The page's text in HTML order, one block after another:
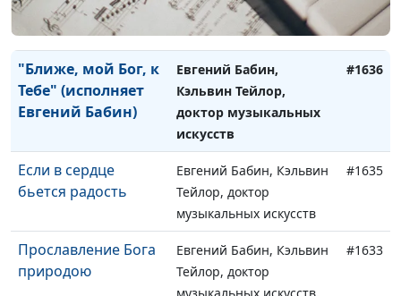
Тейлор, доктор
музыкальных искусств
"Ближе, мой Бог, к
Тебе" (исполняет
Евгений Бабин)
Евгений Бабин,
Кэльвин Тейлор,
доктор музыкальных
искусств
#1636
Если в сердце
бьется радость
Евгений Бабин, Кэльвин
Тейлор, доктор
музыкальных искусств
#1635
Прославление Бога
природою
Евгений Бабин, Кэльвин
Тейлор, доктор
музыкальных искусств,
#1633